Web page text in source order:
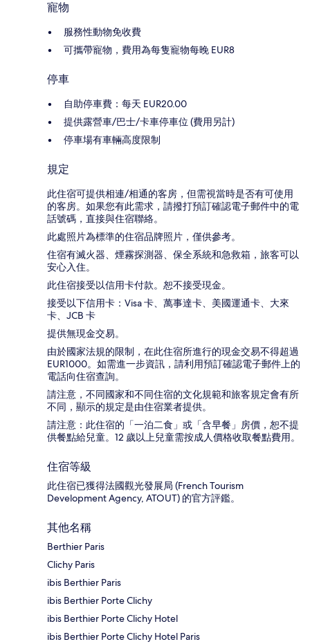
寵物
服務性動物免收費
可攜帶寵物，費用為每隻寵物每晚 EUR8
停車
自助停車費：每天 EUR20.00
提供露營車/巴士/卡車停車位 (費用另計)
停車場有車輛高度限制
規定
此住宿可提供相連/相通的客房，但需視當時是否有可使用
的客房。如果您有此需求，請撥打預訂確認電子郵件中的電
話號碼，直接與住宿聯絡。
此處照片為標準的住宿品牌照片，僅供參考。
住宿有滅火器、煙霧探測器、保全系統和急救箱，旅客可以
安心入住。
此住宿接受以信用卡付款。恕不接受現金。
接受以下信用卡：Visa 卡、萬事達卡、美國運通卡、大來
卡、JCB 卡
提供無現金交易。
由於國家法規的限制，在此住宿所進行的現金交易不得超過
EUR1000。如需進一步資訊，請利用預訂確認電子郵件上的
電話向住宿查詢。
請注意，不同國家和不同住宿的文化規範和旅客規定會有所
不同，顯示的規定是由住宿業者提供。
請注意：此住宿的「一泊二食」或「含早餐」房價，恕不提
供餐點給兒童。12 歲以上兒童需按成人價格收取餐點費用。
住宿等級
此住宿已獲得法國觀光發展局 (French Tourism
Development Agency, ATOUT) 的官方評鑑。
其他名稱
Berthier Paris
Clichy Paris
ibis Berthier Paris
ibis Berthier Porte Clichy
ibis Berthier Porte Clichy Hotel
ibis Berthier Porte Clichy Hotel Paris